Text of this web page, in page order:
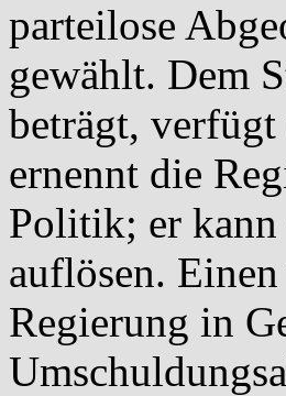
parteilose
gewählt. Dem
beträgt,
ernennt die
Politik; er kann
auflösen.
Regierung in